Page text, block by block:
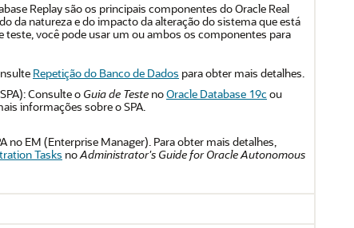
Replay são os principais componentes do Oracle Real
da natureza e do impacto da alteração do sistema que está
teste, você pode usar um ou ambos os componentes para
Repetição do Banco de Dados para obter mais detalhes.
Consulte o Guia de Teste noOracle Database 19cou
informações sobre o SPA.
no EM (Enterprise Manager). Para obter mais detalhes,
Tasks noAdministrator's Guide for Oracle Autonomous